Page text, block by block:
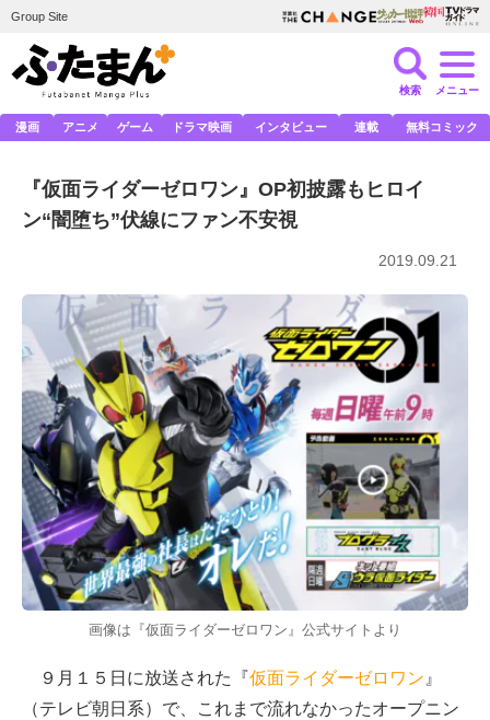
Group Site
検索 メニュー
漫画 アニメ ゲーム ドラマ映画 インタビュー 連載 無料コミック
『仮面ライダーゼロワン』OP初披露もヒロイ
ン“闇堕ち”伏線にファン不安視
2019.09.21
画像は『仮面ライダーゼロワン』公式サイトより
９月１５日に放送された『仮面ライダーゼロワン 』
（テレビ朝日系）で、これまで流れなかったオープニン